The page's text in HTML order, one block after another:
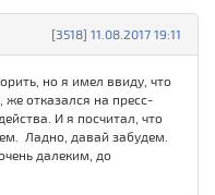
[3518] 11.08.2017 19:11
но я имел ввиду, что
отказался на пресс-
И я посчитал, что
Ладно, давай забудем.
далеким, до